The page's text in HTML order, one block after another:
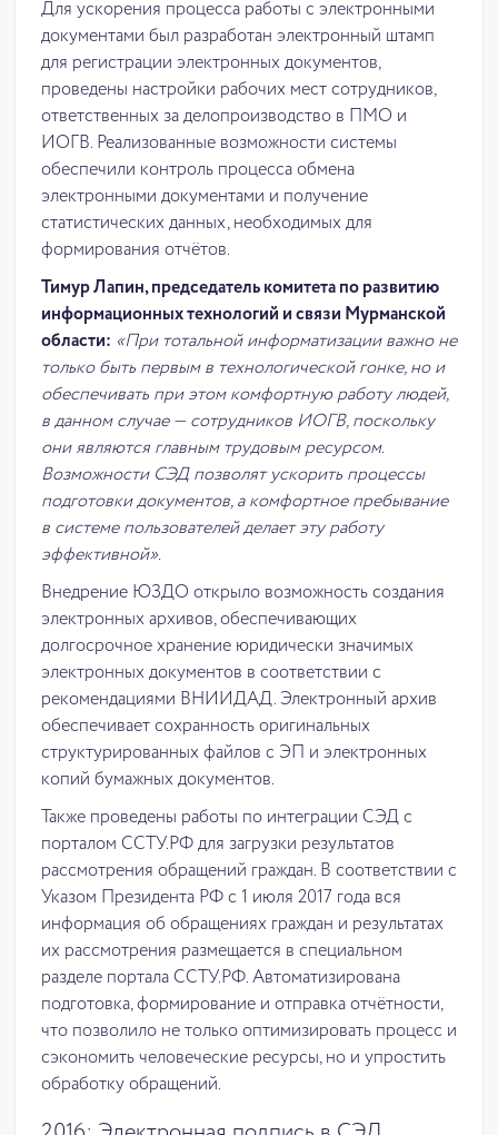
Для ускорения процесса работы с электронными
документами был разработан электронный штамп
для регистрации электронных документов,
проведены настройки рабочих мест сотрудников,
ответственных за делопроизводство в ПМО и
ИОГВ. Реализованные возможности системы
обеспечили контроль процесса обмена
электронными документами и получение
статистических данных, необходимых для
формирования отчётов.
Тимур Лапин, председатель комитета по развитию
информационных технологий и связи Мурманской
области: «При тотальной информатизации важно не
только быть первым в технологической гонке, но и
обеспечивать при этом комфортную работу людей,
в данном случае — сотрудников ИОГВ, поскольку
они являются главным трудовым ресурсом.
Возможности СЭД позволят ускорить процессы
подготовки документов, а комфортное пребывание
в системе пользователей делает эту работу
эффективной».
Внедрение ЮЗДО открыло возможность создания
электронных архивов, обеспечивающих
долгосрочное хранение юридически значимых
электронных документов в соответствии с
рекомендациями ВНИИДАД. Электронный архив
обеспечивает сохранность оригинальных
структурированных файлов с ЭП и электронных
копий бумажных документов.
Также проведены работы по интеграции СЭД с
порталом ССТУ.РФ для загрузки результатов
рассмотрения обращений граждан. В соответствии с
Указом Президента РФ с 1 июля 2017 года вся
информация об обращениях граждан и результатах
их рассмотрения размещается в специальном
разделе портала ССТУ.РФ. Автоматизирована
подготовка, формирование и отправка отчётности,
что позволило не только оптимизировать процесс и
сэкономить человеческие ресурсы, но и упростить
обработку обращений.